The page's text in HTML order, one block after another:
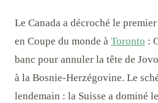
Le Canada a décroché le
en Coupe du monde à Toronto :
banc pour annuler la tête de
à la Bosnie-Herzégovine. Le
lendemain : la Suisse a dominé